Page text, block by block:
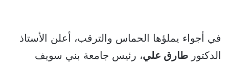
في أجواء يملؤها الحماس والترقب، أعلن الأستاذ
الدكتور طارق علي، رئيس جامعة بني سويف